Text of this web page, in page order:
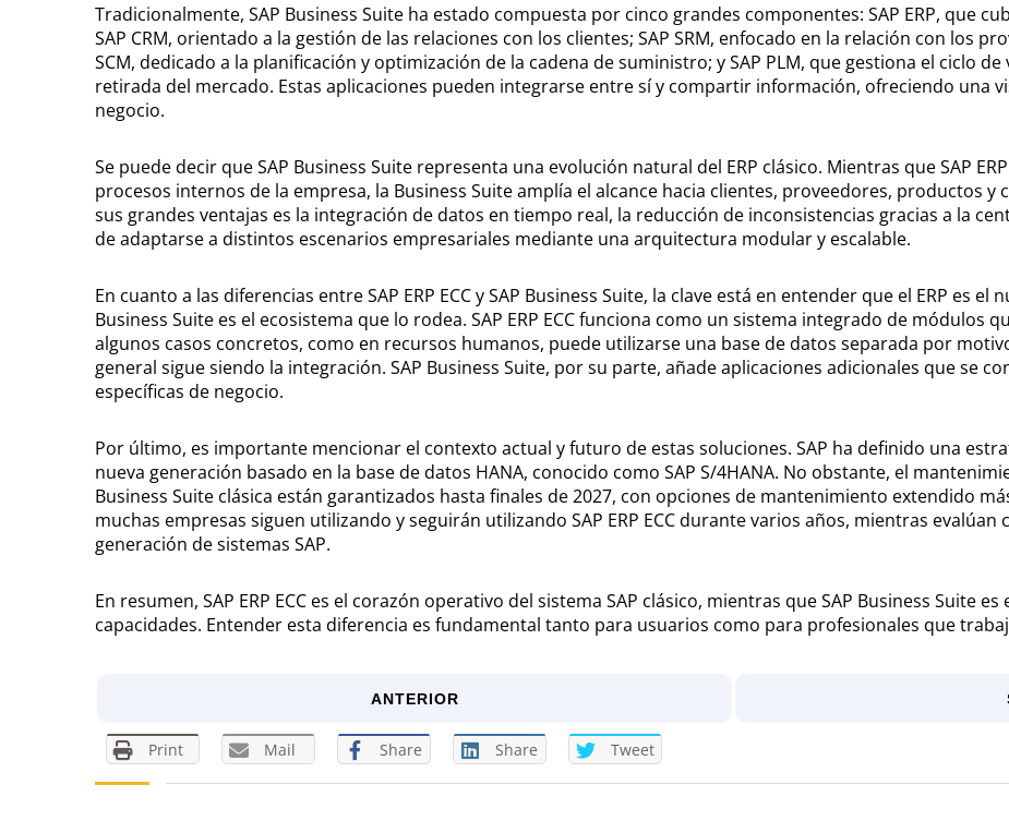
Tradicionalmente, SAP Business Suite ha estado compuesta por cinco grandes componentes: SAP ERP, que
SAP CRM, orientado a la gestión de las relaciones con los clientes; SAP SRM, enfocado en la relación con los
SCM, dedicado a la planificación y optimización de la cadena de suministro; y SAP PLM, que gestiona el ciclo
retirada del mercado. Estas aplicaciones pueden integrarse entre sí y compartir información, ofreciendo una
negocio.
Se puede decir que SAP Business Suite representa una evolución natural del ERP clásico. Mientras que SAP
procesos internos de la empresa, la Business Suite amplía el alcance hacia clientes, proveedores, productos
sus grandes ventajas es la integración de datos en tiempo real, la reducción de inconsistencias gracias a la
de adaptarse a distintos escenarios empresariales mediante una arquitectura modular y escalable.
En cuanto a las diferencias entre SAP ERP ECC y SAP Business Suite, la clave está en entender que el ERP es
Business Suite es el ecosistema que lo rodea. SAP ERP ECC funciona como un sistema integrado de módulos
algunos casos concretos, como en recursos humanos, puede utilizarse una base de datos separada por
general sigue siendo la integración. SAP Business Suite, por su parte, añade aplicaciones adicionales que se
específicas de negocio.
Por último, es importante mencionar el contexto actual y futuro de estas soluciones. SAP ha definido una
nueva generación basado en la base de datos HANA, conocido como SAP S/4HANA. No obstante, el
Business Suite clásica están garantizados hasta finales de 2027, con opciones de mantenimiento extendido
muchas empresas siguen utilizando y seguirán utilizando SAP ERP ECC durante varios años, mientras
generación de sistemas SAP.
En resumen, SAP ERP ECC es el corazón operativo del sistema SAP clásico, mientras que SAP Business Suite
capacidades. Entender esta diferencia es fundamental tanto para usuarios como para profesionales que
ANTERIOR
Print Mail Share Share Tweet